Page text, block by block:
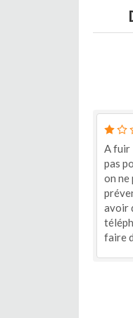
A fuir
pas
on ne
avoir
faire